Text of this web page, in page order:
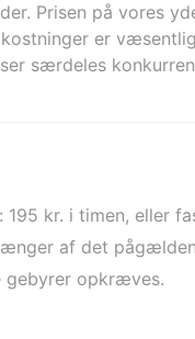
Prisen på vores
er
særdeles
195 kr. i timen, eller
af det
gebyrer opkræves.